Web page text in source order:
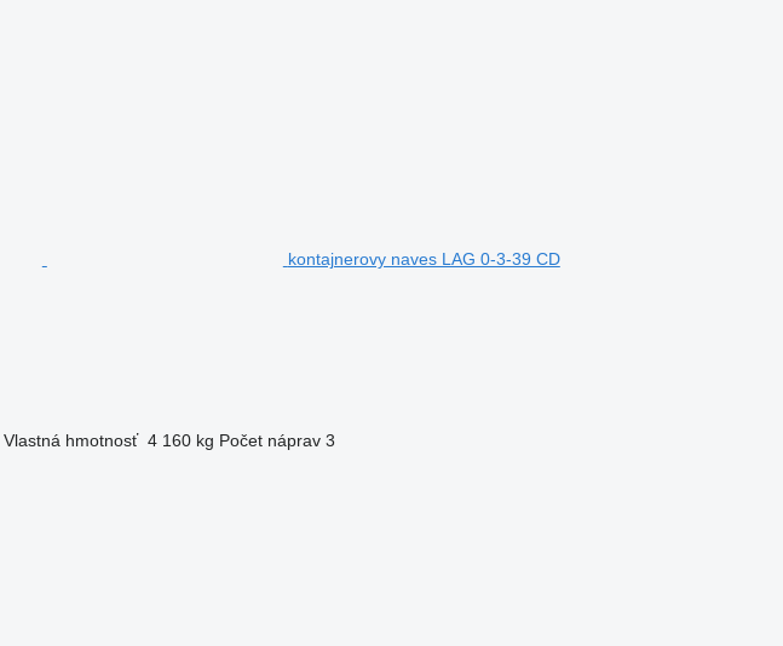
kontajnerovy naves LAG 0-3-39 CD
Vlastná hmotnosť 4 160 kg Počet náprav 3